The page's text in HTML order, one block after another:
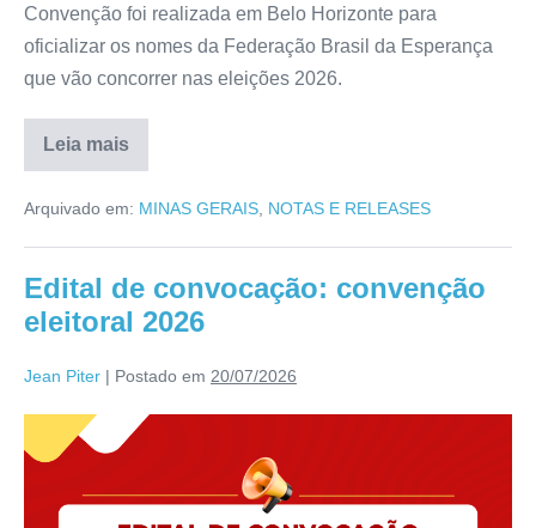
Convenção foi realizada em Belo Horizonte para
oficializar os nomes da Federação Brasil da Esperança
que vão concorrer nas eleições 2026.
Leia mais
Arquivado em: MINAS GERAIS NOTAS E RELEASES
Edital de convocação: convenção
eleitoral 2026
Jean Piter | Postado em 20/07/2026